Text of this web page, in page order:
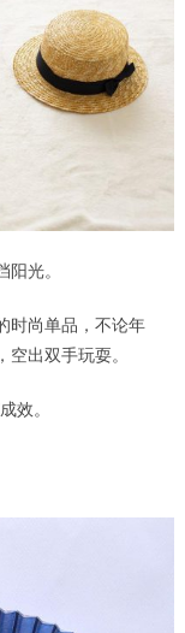
光。
时尚单品，不论年
出双手玩耍。
效。